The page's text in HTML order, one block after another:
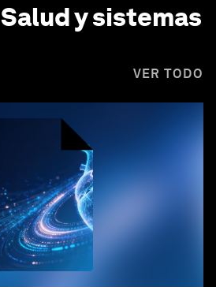
Salud y sistemas
VER TODO